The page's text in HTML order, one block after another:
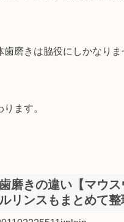
歯磨きは脇役にしかなり
ます。
磨きの違い【マウス
リンスもまとめて整